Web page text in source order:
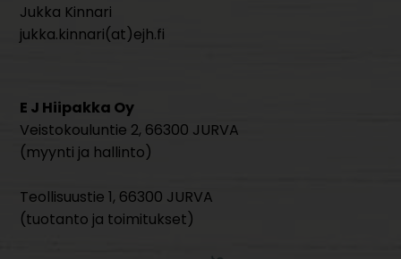
Jukka Kinnari
jukka.kinnari(at)ejh.fi
E J Hiipakka Oy
Veistokouluntie 2, 66300 JURVA
(myynti ja hallinto)
Teollisuustie 1, 66300 JURVA
(tuotanto ja toimitukset)